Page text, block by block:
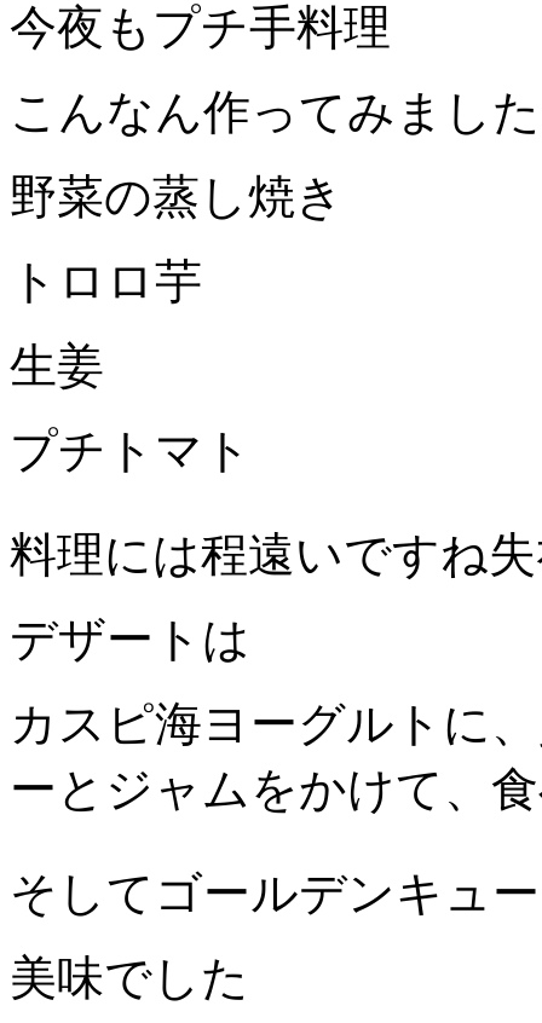
今夜もプチ手料理
こんなん作ってみまし
野菜の蒸し焼き
トロロ芋
生姜
プチトマト
料理には程遠いですね
デザートは
カスピ海ヨーグルトに
ーとジャムをかけて、
そしてゴールデンキュ
美味でした